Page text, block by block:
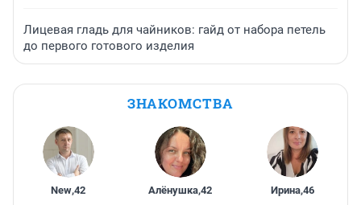
Лицевая гладь для чайников: гайд от набора петель
до первого готового изделия
ЗНАКОМСТВА
New,42 Алёнушка,42 Ирина,46